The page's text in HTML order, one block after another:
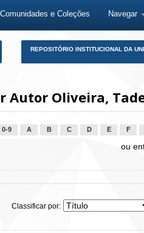
Comunidades e Coleções Navegar
REPOSITÓRIO INSTITUCIONAL DA
Autor Oliveira,
0-9 A B C D E F
ou
Classificar por: